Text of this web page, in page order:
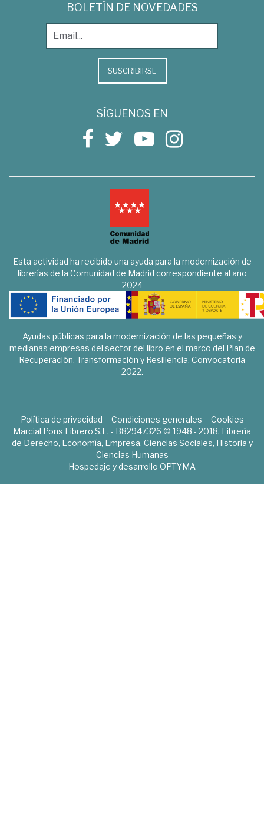
BOLETÍN DE NOVEDADES
SUSCRIBIRSE
SÍGUENOS EN
Esta actividad ha recibido una ayuda para la modernización de
librerías de la Comunidad de Madrid correspondiente al año
2024
Ayudas públicas para la modernización de las pequeñas y
medianas empresas del sector del libro en el marco del Plan de
Recuperación, Transformación y Resiliencia. Convocatoria
2022.
Política de privacidad Condiciones generales
Cookies
Marcial Pons Librero S.L. - B82947326 © 1948 - 2018. Librería
de Derecho, Economía, Empresa, Ciencias Sociales, Historia y
Ciencias Humanas
Hospedaje y desarrollo OPTYMA